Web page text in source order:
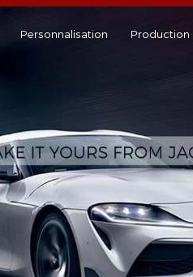
Personnalisation Production